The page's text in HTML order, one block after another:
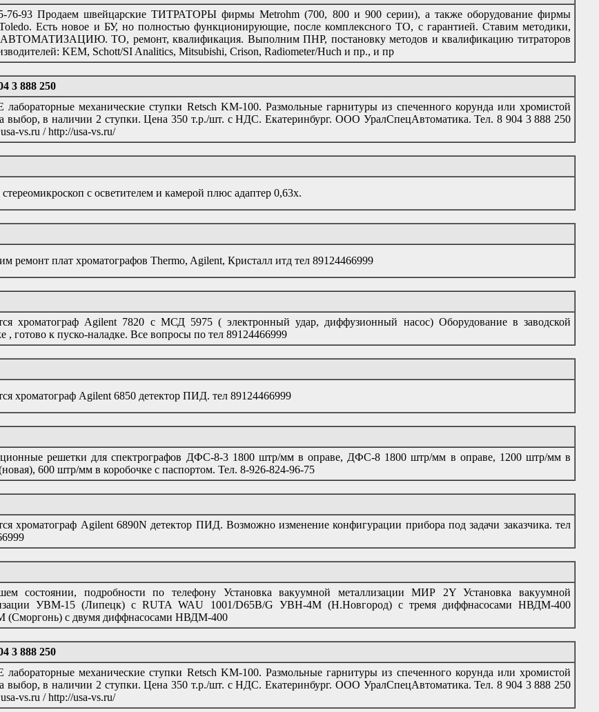
76-93 Продаем швейцарские ТИТРАТОРЫ фирмы Metrohm (700, 800 и 900 серии), а также оборудование фирмы
Есть новое и БУ, но полностью функционирующие, после комплексного ТО, с гарантией. Ставим методики,
АВТОМАТИЗАЦИЮ. ТО, ремонт, квалификация. Выполним ПНР, постановку методов и квалификацию титраторов
KEM, Schott/SI Analitics, Mitsubishi, Crison, Radiometer/Huch и пр., и пр
3 888 250
механические ступки Retsch KM-100. Размольные гарнитуры из спеченного корунда или хромистой
выбор, в наличии 2 ступки. Цена 350 т.р./шт. с НДС. Екатеринбург. ООО УралСпецАвтоматика. Тел. 8 904 3 888 250
vs.ru / http://usa-vs.ru/
с осветителем и камерой плюс адаптер 0,63х.
ремонт плат хроматографов Thermo, Agilent, Кристалл итд тел 89124466999
хроматограф Agilent 7820 c МСД 5975 ( электронный удар, диффузионный насос) Оборудование в заводской
, готово к пуско-наладке. Все вопросы по тел 89124466999
хроматограф Agilent 6850 детектор ПИД. тел 89124466999
решетки для спектрографов ДФС-8-3 1800 штр/мм в оправе, ДФС-8 1800 штр/мм в оправе, 1200 штр/мм в
600 штр/мм в коробочке с паспортом. Тел. 8-926-824-96-75
хроматограф Agilent 6890N детектор ПИД. Возможно изменение конфигурации прибора под задачи заказчика. тел
состоянии, подробности по телефону Установка вакуумной металлизации МИР 2Y Установка вакуумной
УВМ-15 (Липецк) c RUTA WAU 1001/D65B/G УВН-4М (Н.Новгород) с тремя диффнасосами НВДМ-400
с двумя диффнасосами НВДМ-400
3 888 250
механические ступки Retsch KM-100. Размольные гарнитуры из спеченного корунда или хромистой
выбор, в наличии 2 ступки. Цена 350 т.р./шт. с НДС. Екатеринбург. ООО УралСпецАвтоматика. Тел. 8 904 3 888 250
vs.ru / http://usa-vs.ru/